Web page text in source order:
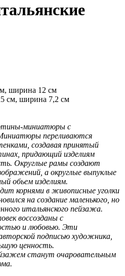
ширина 12 см
см, ширина 7,2 см
миниатюры с
переливаются
создавая принятый
придающий изделиям
Округлые рамы создают
а округлые выпуклые
обьем изделиям.
корнями в живописные уголки
на создание маленького, но
итальянского пейзажа.
воссозданы с
и любовью. Эти
подписью художника,
ценность.
станут очаровательным